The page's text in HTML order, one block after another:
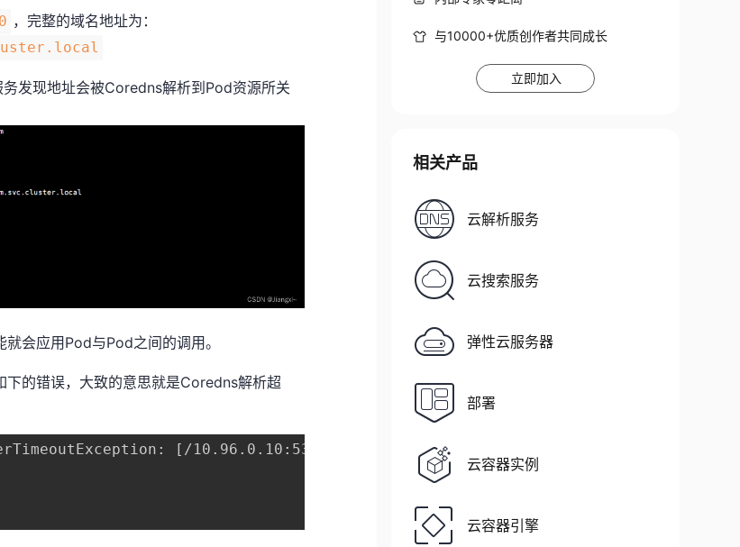
，完整的域名地址为：
发现地址会被Coredns解析到Pod资源所关
会应用Pod与Pod之间的调用。
的错误，大致的意思就是Coredns解析超
[/10.96.0.10:53] query timed out after 1000 milliseconds (no
与10000+优质创作者共同成长
立即加入
相关产品
云解析服务
云搜索服务
弹性云服务器
部署
云容器实例
云容器引擎